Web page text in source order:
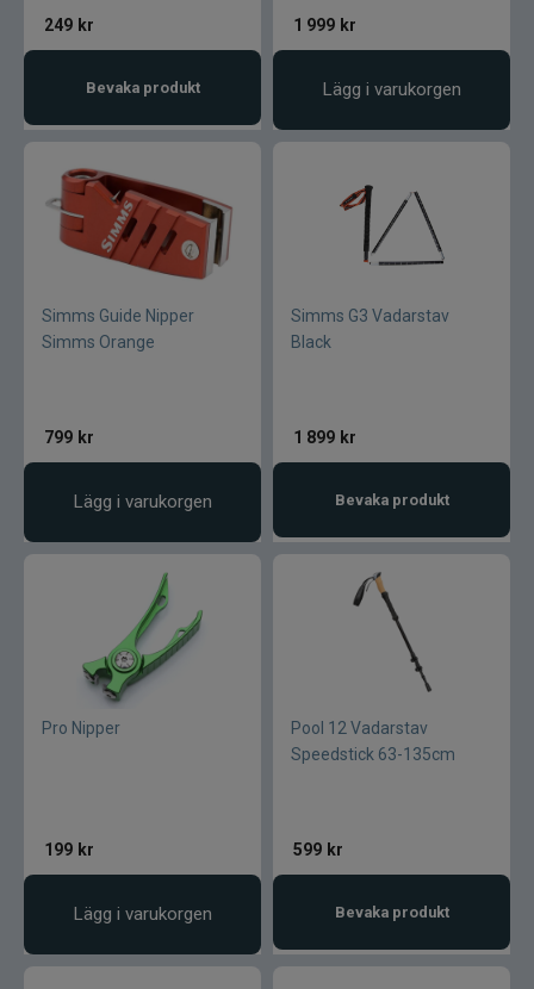
249 kr
Bevaka produkt
1 999 kr
Lägg i varukorgen
Simms Guide Nipper
Simms Orange
799 kr
Lägg i varukorgen
Simms G3 Vadarstav
Black
1 899 kr
Bevaka produkt
Pro Nipper
199 kr
Lägg i varukorgen
Pool 12 Vadarstav
Speedstick 63-135cm
599 kr
Bevaka produkt